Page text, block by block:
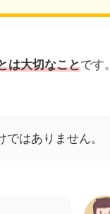
は大切なことです。
はありません。